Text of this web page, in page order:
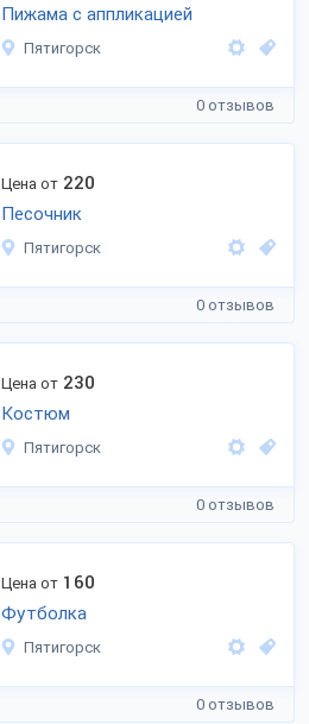
Пижама с аппликацией
Пятигорск
0 отзывов
Цена от 220
Песочник
Пятигорск
0 отзывов
Цена от 230
Костюм
Пятигорск
0 отзывов
Цена от 160
Футболка
Пятигорск
0 отзывов